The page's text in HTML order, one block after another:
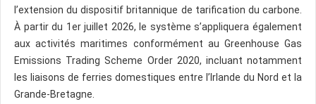
l’extension du dispositif britannique de tarification du carbone.
À partir du 1er juillet 2026, le système s’appliquera également
aux activités maritimes conformément au Greenhouse Gas
Emissions Trading Scheme Order 2020, incluant notamment
les liaisons de ferries domestiques entre l’Irlande du Nord et la
Grande-Bretagne.